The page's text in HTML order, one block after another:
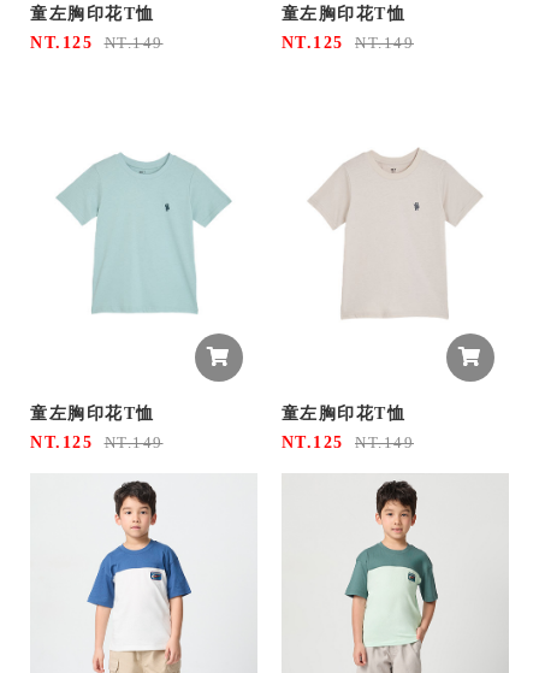
童左胸印花T恤
NT.125
NT.149
童左胸印花T恤
NT.125
NT.149
童左胸印花T恤
NT.125
NT.149
童左胸印花T恤
NT.125
NT.149